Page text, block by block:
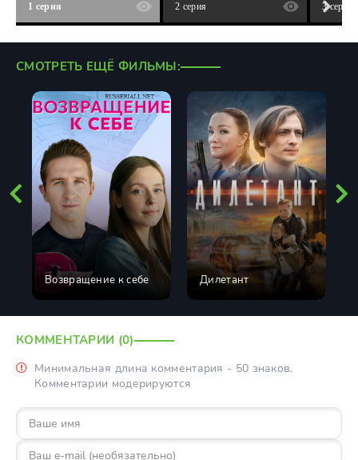
1 серия 2 серия 3 серия
СМОТРЕТЬ ЕЩЁ ФИЛЬМЫ:
Возвращение к себе Дилетант
КОММЕНТАРИИ (0)
Минимальная длина комментария - 50 знаков.
Комментарии модерируются